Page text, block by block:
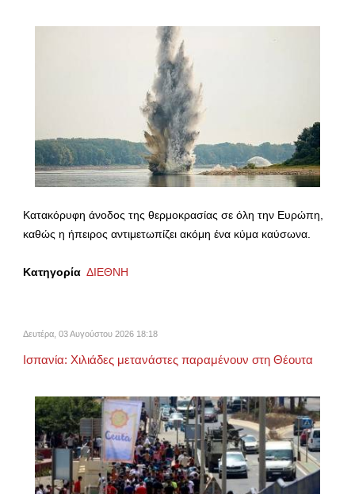
Κατακόρυφη άνοδος της θερμοκρασίας σε όλη την Ευρώπη,
καθώς η ήπειρος αντιμετωπίζει ακόμη ένα κύμα καύσωνα.
Κατηγορία ΔΙΕΘΝΗ
Δευτέρα, 03 Αυγούστου 2026 18:18
Ισπανία: Χιλιάδες μετανάστες παραμένουν στη Θέουτα